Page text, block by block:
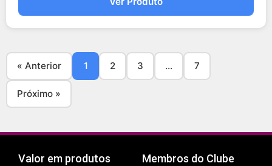
« Anterior 1 2 3 ... 7
Próximo »
Valor em produtos Membros do Clube